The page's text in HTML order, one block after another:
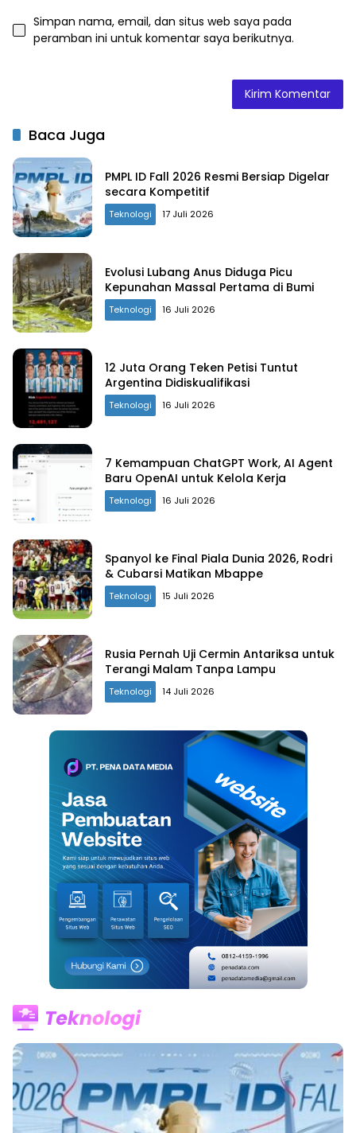
Simpan nama, email, dan situs web saya pada
peramban ini untuk komentar saya berikutnya.
Baca Juga
PMPL ID Fall 2026 Resmi Bersiap Digelar
secara Kompetitif
Teknologi 17 Juli 2026
Evolusi Lubang Anus Diduga Picu
Kepunahan Massal Pertama di Bumi
Teknologi 16 Juli 2026
12 Juta Orang Teken Petisi Tuntut
Argentina Didiskualifikasi
Teknologi 16 Juli 2026
7 Kemampuan ChatGPT Work, AI Agent
Baru OpenAI untuk Kelola Kerja
Teknologi 16 Juli 2026
Spanyol ke Final Piala Dunia 2026, Rodri
& Cubarsi Matikan Mbappe
Teknologi 15 Juli 2026
Rusia Pernah Uji Cermin Antariksa untuk
Terangi Malam Tanpa Lampu
Teknologi 14 Juli 2026